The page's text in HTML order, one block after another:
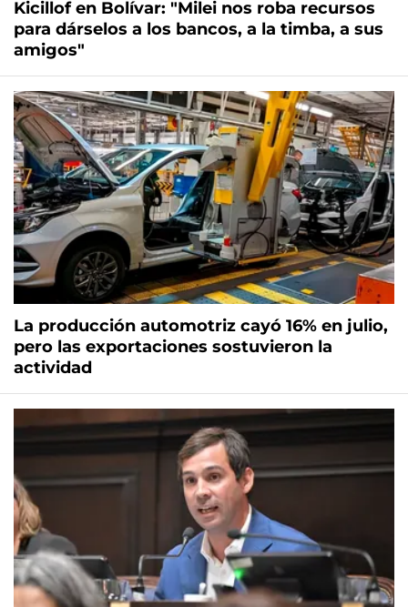
Kicillof en Bolívar: "Milei nos roba recursos
para dárselos a los bancos, a la timba, a sus
amigos"
La producción automotriz cayó 16% en julio,
pero las exportaciones sostuvieron la
actividad